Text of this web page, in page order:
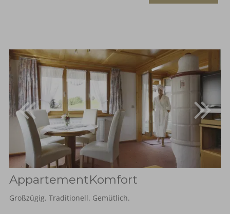
AppartementKomfort
Großzügig. Traditionell. Gemütlich.